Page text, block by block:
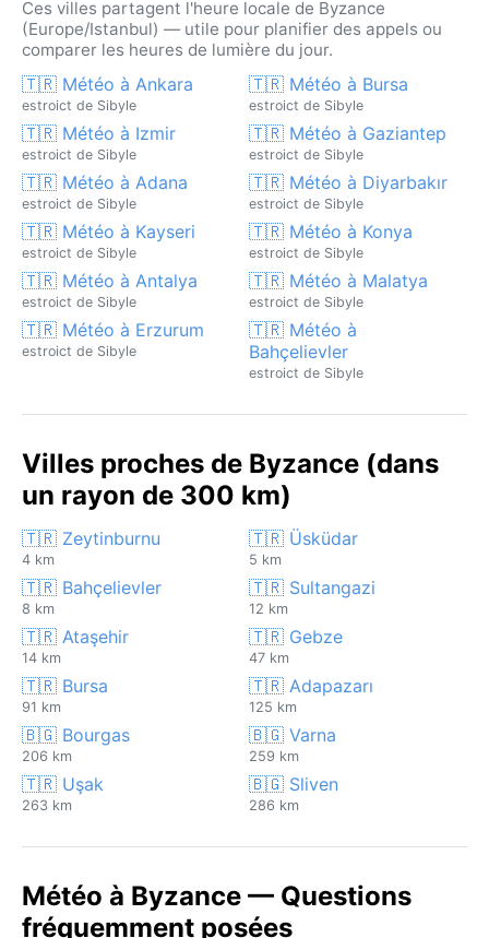
Ces villes partagent l'heure locale de Byzance
(Europe/Istanbul) — utile pour planifier des appels ou
comparer les heures de lumière du jour.
🇹🇷 Météo à Ankara
estroict de Sibyle
🇹🇷 Météo à Bursa
estroict de Sibyle
🇹🇷 Météo à Izmir
estroict de Sibyle
🇹🇷 Météo à Gaziantep
estroict de Sibyle
🇹🇷 Météo à Adana
estroict de Sibyle
🇹🇷 Météo à Diyarbakır
estroict de Sibyle
🇹🇷 Météo à Kayseri
estroict de Sibyle
🇹🇷 Météo à Konya
estroict de Sibyle
🇹🇷 Météo à Antalya
estroict de Sibyle
🇹🇷 Météo à Malatya
estroict de Sibyle
🇹🇷 Météo à Erzurum
estroict de Sibyle
🇹🇷 Météo à
Bahçelievler
estroict de Sibyle
Villes proches de Byzance (dans
un rayon de 300 km)
🇹🇷 Zeytinburnu
4 km
🇹🇷 Üsküdar
5 km
🇹🇷 Bahçelievler
8 km
🇹🇷 Sultangazi
12 km
🇹🇷 Ataşehir
14 km
🇹🇷 Gebze
47 km
🇹🇷 Bursa
91 km
🇹🇷 Adapazarı
125 km
🇧🇬 Bourgas
206 km
🇧🇬 Varna
259 km
🇹🇷 Uşak
263 km
🇧🇬 Sliven
286 km
Météo à Byzance — Questions
fréquemment posées